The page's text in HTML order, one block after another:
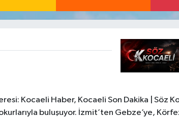
Kocaeli Haber, Kocaeli Son Dakika | Söz
okurlarıyla buluşuyor. İzmit’ten Gebze’ye,